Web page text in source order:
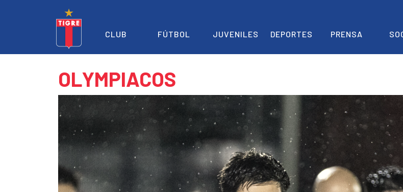
CLUB FÚTBOL JUVENILES DEPORTES PRENSA
OLYMPIACOS